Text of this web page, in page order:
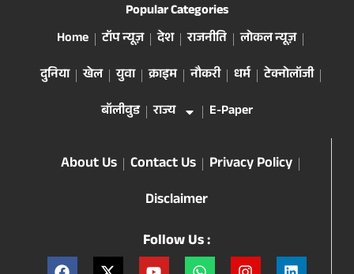
Popular Categories
Home
टॉप न्यूज़ देश राजनीति
लोकल न्यूज़
दुनिया
खेल युवा क्राइम नौकरी धर्म
टेक्नोलॉजी
बॉलीवुड
राज्य E-Paper
About Us Contact Us
Privacy Policy
Disclaimer
Follow Us :